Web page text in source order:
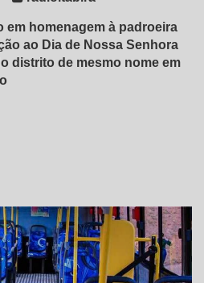
em homenagem à padroeira
ao Dia de Nossa Senhora
distrito de mesmo nome em